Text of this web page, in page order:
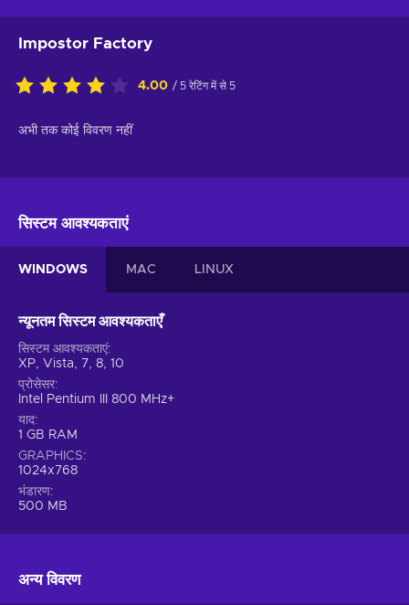
Impostor Factory
4.00 / 5 रेटिंग में से 5
अभी तक कोई विवरण नहीं
सिस्टम आवश्यकताएं
WINDOWS MAC LINUX
न्यूनतम सिस्टम आवश्यकताएँ
सिस्टम आवश्यकताएं
XP, Vista, 7, 8, 10
प्रोसेसर
Intel Pentium III 800 MHz+
याद
1 GB RAM
GRAPHICS
1024x768
भंडारण
500 MB
अन्य विवरण